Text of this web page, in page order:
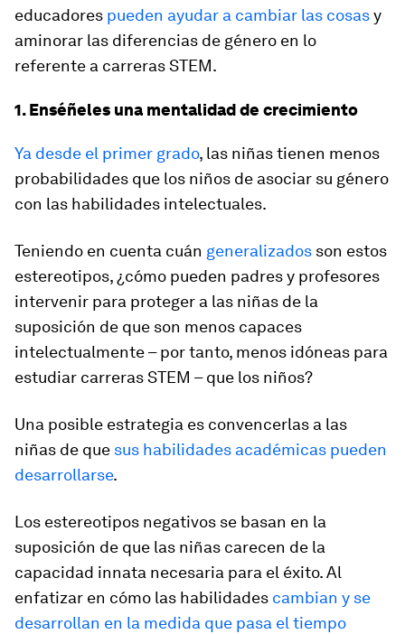
educadores pueden ayudar a cambiar las cosasy
aminorar las diferencias de género en lo
referente a carreras STEM.
1. Enséñeles una mentalidad de crecimiento
Ya desde el primer grado, las niñas tienen menos
probabilidades que los niños de asociar su género
con las habilidades intelectuales.
Teniendo en cuenta cuán generalizados son estos
estereotipos, ¿cómo pueden padres y profesores
intervenir para proteger a las niñas de la
suposición de que son menos capaces
intelectualmente – por tanto, menos idóneas para
estudiar carreras STEM – que los niños?
Una posible estrategia es convencerlas a las
niñas de que sus habilidades académicas pueden
desarrollarse.
Los estereotipos negativos se basan en la
suposición de que las niñas carecen de la
capacidad innata necesaria para el éxito. Al
enfatizar en cómo las habilidades cambian y se
desarrollan en la medida que pasa el tiempo